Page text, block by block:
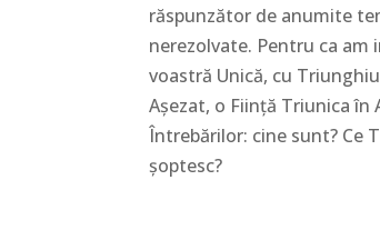
răspunzător de anumite
nerezolvate. Pentru ca am
voastră Unică, cu
Așezat, o Ființă Triunica în
Întrebărilor: cine sunt? Ce
șoptesc?